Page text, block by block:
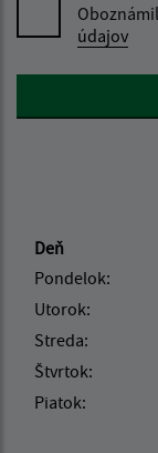
údajov
Google reCaptcha
Deň
Pondelok:
Utorok:
Streda:
Štvrtok:
Piatok: